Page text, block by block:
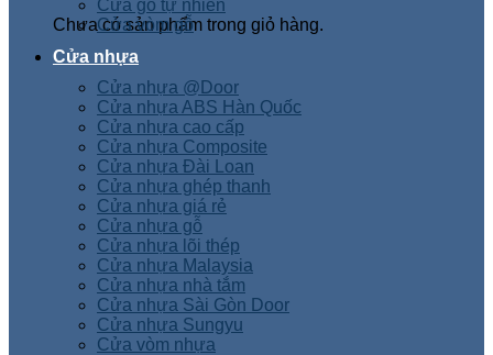
Chưa có sản phẩm trong giỏ hàng.
Cửa gỗ tự nhiên
Cửa vòm gỗ
Cửa nhựa
Cửa nhựa @Door
Cửa nhựa ABS Hàn Quốc
Cửa nhựa cao cấp
Cửa nhựa Composite
Cửa nhựa Đài Loan
Cửa nhựa ghép thanh
Cửa nhựa giá rẻ
Cửa nhựa gỗ
Cửa nhựa lõi thép
Cửa nhựa Malaysia
Cửa nhựa nhà tắm
Cửa nhựa Sài Gòn Door
Cửa nhựa Sungyu
Cửa vòm nhựa